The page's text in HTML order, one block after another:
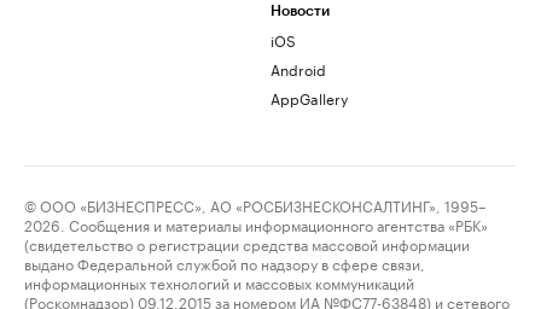
Новости
iOS
Android
AppGallery
© ООО «БИЗНЕСПРЕСС», АО «РОСБИЗНЕСКОНСАЛТИНГ», 1995–
2026. Сообщения и материалы информационного агентства «РБК»
(свидетельство о регистрации средства массовой информации
выдано Федеральной службой по надзору в сфере связи,
информационных технологий и массовых коммуникаций
(Роскомнадзор) 09.12.2015 за номером ИА №ФС77-63848) и сетевого